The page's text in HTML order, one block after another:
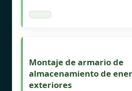
Montaje de armario de
almacenamiento de
exteriores